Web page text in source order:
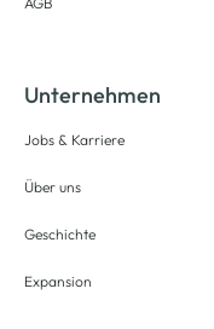
Unternehmen
Jobs & Karriere
Über uns
Geschichte
Expansion